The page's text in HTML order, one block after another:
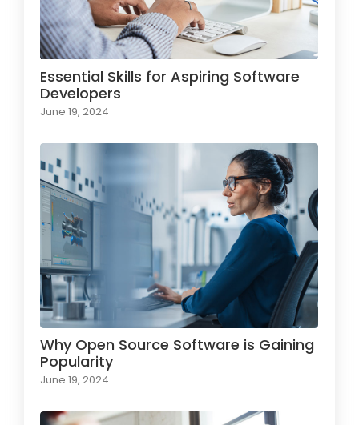
Essential Skills for Aspiring Software
Developers
June 19, 2024
Why Open Source Software is Gaining
Popularity
June 19, 2024